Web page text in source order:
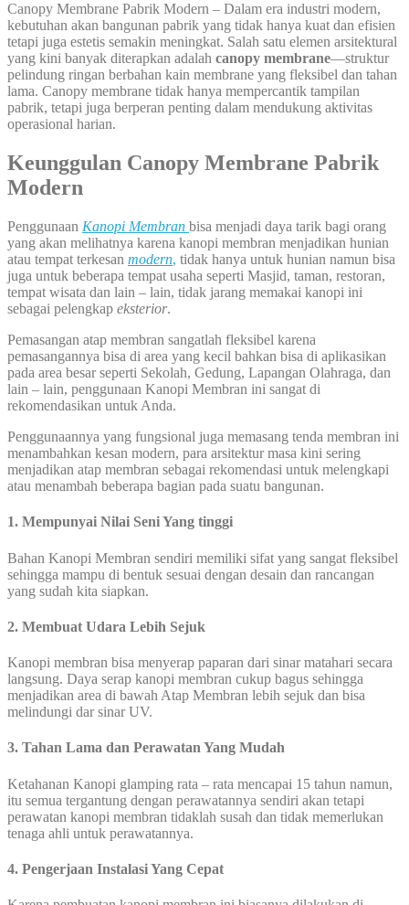
Canopy Membrane Pabrik Modern – Dalam era industri modern,
kebutuhan akan bangunan pabrik yang tidak hanya kuat dan efisien
tetapi juga estetis semakin meningkat. Salah satu elemen arsitektural
yang kini banyak diterapkan adalah canopy membrane—struktur
pelindung ringan berbahan kain membrane yang fleksibel dan tahan
lama. Canopy membrane tidak hanya mempercantik tampilan
pabrik, tetapi juga berperan penting dalam mendukung aktivitas
operasional harian.
Keunggulan Canopy Membrane Pabrik
Modern
Penggunaan Kanopi Membran bisa menjadi daya tarik bagi orang
yang akan melihatnya karena kanopi membran menjadikan hunian
atau tempat terkesan modern, tidak hanya untuk hunian namun bisa
juga untuk beberapa tempat usaha seperti Masjid, taman, restoran,
tempat wisata dan lain – lain, tidak jarang memakai kanopi ini
sebagai pelengkap eksterior.
Pemasangan atap membran sangatlah fleksibel karena
pemasangannya bisa di area yang kecil bahkan bisa di aplikasikan
pada area besar seperti Sekolah, Gedung, Lapangan Olahraga, dan
lain – lain, penggunaan Kanopi Membran ini sangat di
rekomendasikan untuk Anda.
Penggunaannya yang fungsional juga memasang tenda membran ini
menambahkan kesan modern, para arsitektur masa kini sering
menjadikan atap membran sebagai rekomendasi untuk melengkapi
atau menambah beberapa bagian pada suatu bangunan.
1. Mempunyai Nilai Seni Yang tinggi
Bahan Kanopi Membran sendiri memiliki sifat yang sangat fleksibel
sehingga mampu di bentuk sesuai dengan desain dan rancangan
yang sudah kita siapkan.
2. Membuat Udara Lebih Sejuk
Kanopi membran bisa menyerap paparan dari sinar matahari secara
langsung. Daya serap kanopi membran cukup bagus sehingga
menjadikan area di bawah Atap Membran lebih sejuk dan bisa
melindungi dar sinar UV.
3. Tahan Lama dan Perawatan Yang Mudah
Ketahanan Kanopi glamping rata – rata mencapai 15 tahun namun,
itu semua tergantung dengan perawatannya sendiri akan tetapi
perawatan kanopi membran tidaklah susah dan tidak memerlukan
tenaga ahli untuk perawatannya.
4. Pengerjaan Instalasi Yang Cepat